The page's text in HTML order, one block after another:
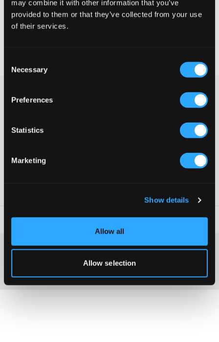
may combine it with other information that you’ve
provided to them or that they’ve collected from your use
of their services.
Selection
Necessary
Preferences
Statistics
Marketing
Show details
Allow all
Allow selection
WYBIERZ SWÓJ ROZMIAR
nadrukowane i umieszczone na piersi. Bluza ma kieszeń typu
Kieszeń typu kangur
Ściągacze
Wskazówki dotyczące prania:
Więcej informacji na temat instrukcji prania
Materiał